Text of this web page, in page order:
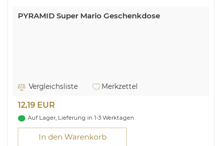
PYRAMID Super Mario Geschenkdose
Vergleichsliste Merkzettel
12,19 EUR
Auf Lager, Lieferung in 1-3 Werktagen
In den Warenkorb